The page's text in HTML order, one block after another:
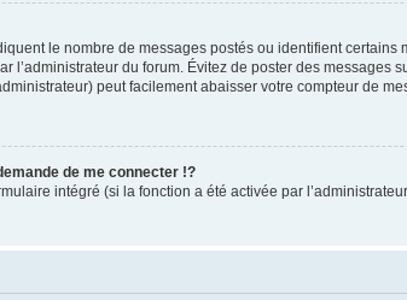
le nombre de messages postés ou identifient
l’administrateur du forum. Évitez de poster des
peut facilement abaisser votre compteur de
de me connecter !?
intégré (si la fonction a été activée par